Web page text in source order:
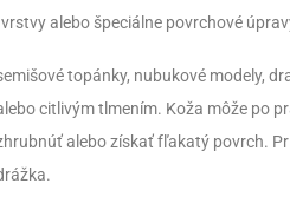
alebo špeciálne povrchové
topánky, nubukové modely,
citlivým tlmením. Koža môže po
alebo získať fľakatý povrch.